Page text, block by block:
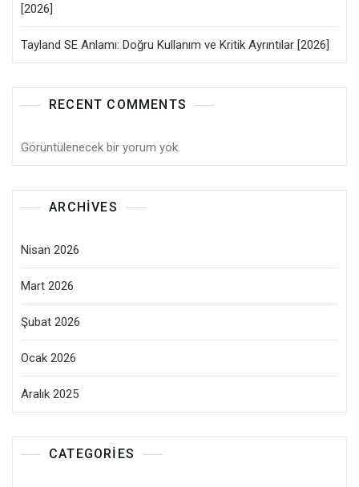
[2026]
Tayland SE Anlamı: Doğru Kullanım ve Kritik Ayrıntılar [2026]
RECENT COMMENTS
Görüntülenecek bir yorum yok.
ARCHIVES
Nisan 2026
Mart 2026
Şubat 2026
Ocak 2026
Aralık 2025
CATEGORIES